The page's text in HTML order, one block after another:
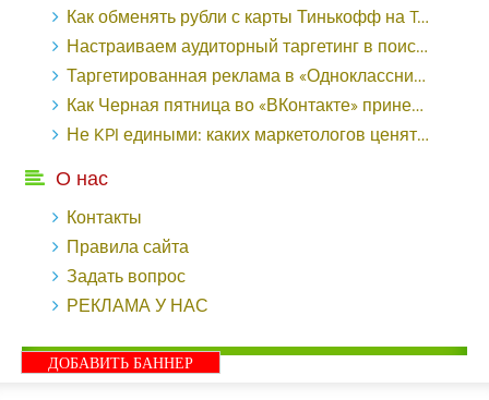
Как обменять рубли с карты Тинькофф на Tether ERC20 (USDT)?
Настраиваем аудиторный таргетинг в поисковой кампании Google Ads - «Заработок»
Таргетированная реклама в «Одноклассниках»: как ее настроить и нужно ли - «Заработок»
Как Черная пятница во «ВКонтакте» принесла магазину подарков 221 продажу по цене 38 рублей - «Заработок»
Не KPI едиными: каких маркетологов ценят - «Заработок»
О нас
Контакты
Правила сайта
Задать вопрос
РЕКЛАМА У НАС
ДОБАВИТЬ БАННЕР